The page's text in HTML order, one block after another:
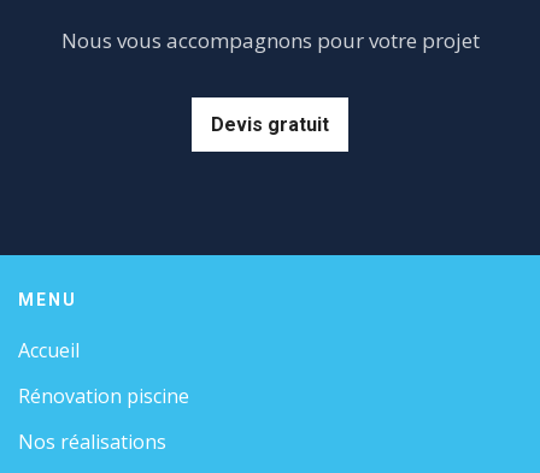
Nous vous accompagnons pour votre projet
Devis gratuit
MENU
Accueil
Rénovation piscine
Nos réalisations